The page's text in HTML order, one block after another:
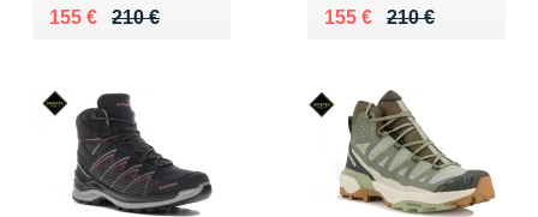
210 €
Au lieu de 210 €
155 €
Vendu 155 € 210 €
Au lieu de 210 €
155 €
Vendu 155 €